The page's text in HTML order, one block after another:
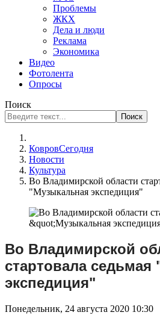
Проблемы
ЖКХ
Дела и люди
Реклама
Экономика
Видео
Фотолента
Опросы
Поиск
Поиск
КовровСегодня
Новости
Культура
Во Владимирской области
"Музыкальная экспедиция"
Во Владимирской
стартовала
экспедиция"
Понедельник, 24 августа 2020 10:30